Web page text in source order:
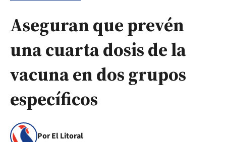
Aseguran que prevén
una cuarta dosis de la
vacuna en dos grupos
específicos
Por El Litoral